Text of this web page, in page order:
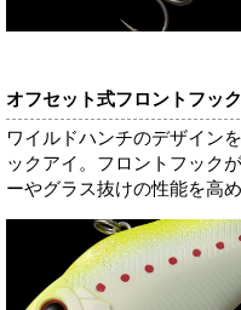
オフセット式フロントフッ
ワイルドハンチのデザイン
ックアイ。フロントフック
ーやグラス抜けの性能を高